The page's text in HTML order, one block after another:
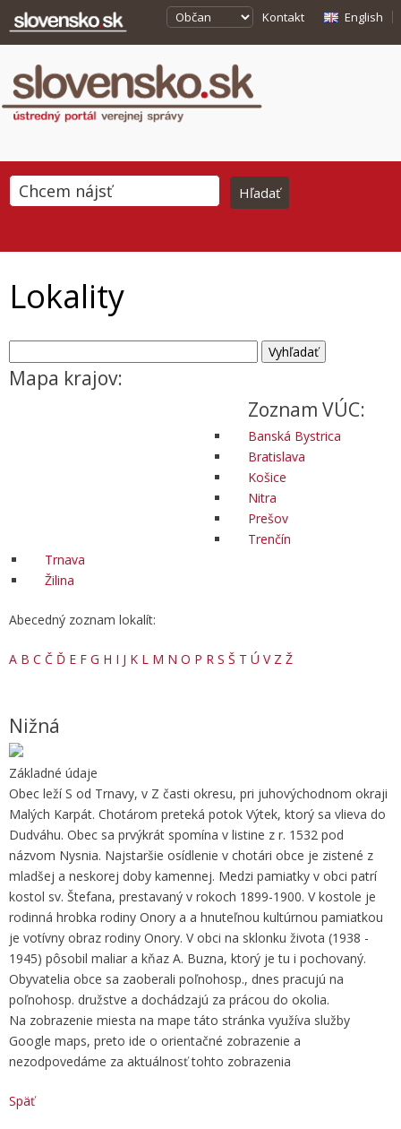
Kontakt English
Lokality
Mapa krajov:
Zoznam VÚC:
Banská Bystrica
Bratislava
Košice
Nitra
Prešov
Trenčín
Trnava
Žilina
Abecedný zoznam lokalít:
A B C Č Ď E F G H I J K L M N O P R S Š T Ú V Z Ž
Nižná
Základné údaje
Obec leží S od Trnavy, v Z časti okresu, pri juhovýchodnom okraji
Malých Karpát. Chotárom preteká potok Výtek, ktorý sa vlieva do
Dudváhu. Obec sa prvýkrát spomína v listine z r. 1532 pod
názvom Nysnia. Najstaršie osídlenie v chotári obce je zistené z
mladšej a neskorej doby kamennej. Medzi pamiatky v obci patrí
kostol sv. Štefana, prestavaný v rokoch 1899-1900. V kostole je
rodinná hrobka rodiny Onory a a hnuteľnou kultúrnou pamiatkou
je votívny obraz rodiny Onory. V obci na sklonku života (1938 -
1945) pôsobil maliar a kňaz A. Buzna, ktorý je tu i pochovaný.
Obyvatelia obce sa zaoberali poľnohosp., dnes pracujú na
poľnohosp. družstve a dochádzajú za prácou do okolia.
Na zobrazenie miesta na mape táto stránka využíva služby
Google maps, preto ide o orientačné zobrazenie a
nezodpovedáme za aktuálnosť tohto zobrazenia
Späť